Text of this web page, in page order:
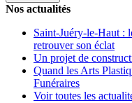
Nos actualités
Saint-Juéry-le-Haut :
retrouver son éclat
Un projet de
Quand les Arts
Funéraires
Voir toutes les